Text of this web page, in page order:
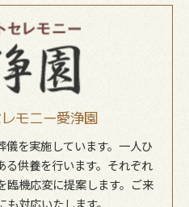
モニー愛浄園
儀を実施しています。一人ひ
る供養を行います。それぞれ
臨機応変に提案します。ご来
対応いたします。